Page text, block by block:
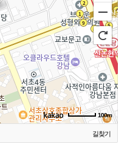
100m
길찾기